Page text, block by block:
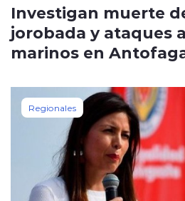
Investigan muerte
jorobada y ataques
marinos en
Regionales